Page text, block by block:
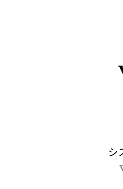
シ